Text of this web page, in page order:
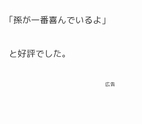
｢孫が一番喜んでいるよ｣
と好評でした。
広告